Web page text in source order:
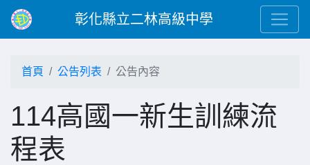
彰化縣立二林高級中學
首頁 公告列表 公告內容
114高國一新生訓練流
程表